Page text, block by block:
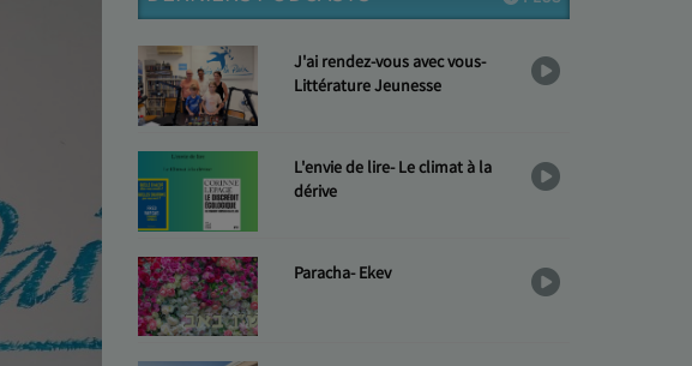
J'ai rendez-vous avec vous-
Littérature Jeunesse
L'envie de lire- Le climat à la
dérive
Paracha- Ekev